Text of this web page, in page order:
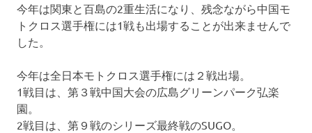
今年は関東と百島の2重生活になり、残念ながら中国モ
トクロス選手権には1戦も出場することが出来ませんで
した。
今年は全日本モトクロス選手権には２戦出場。
1戦目は、第３戦中国大会の広島グリーンパーク弘楽
園。
2戦目は、第９戦のシリーズ最終戦のSUGO。